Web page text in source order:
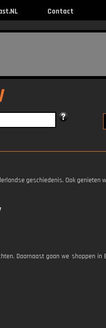
Contact
geschiedenis. Ook genieten
Daarnaast gaan we shoppen in